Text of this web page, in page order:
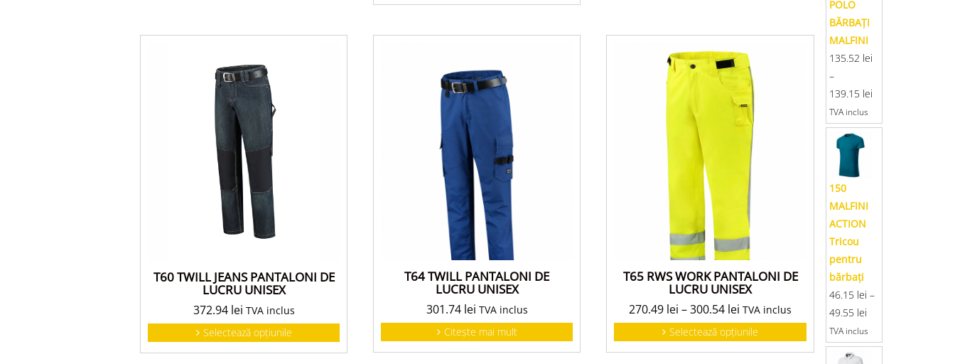
T60 TWILL JEANS PANTALONI DE
LUCRU UNISEX
372.94 lei TVA inclus
Selectează opțiunile
T64 TWILL PANTALONI DE
LUCRU UNISEX
301.74 lei TVA inclus
Citește mai mult
T65 RWS WORK PANTALONI DE
LUCRU UNISEX
270.49 lei –300.54 lei TVA inclus
Selectează opțiunile
POLO
BĂRBAŢI
MALFINI
135.52 lei
–
139.15 lei
TVA inclus
150
MALFINI
ACTION
Tricou
pentru
bărbaţi
46.15 lei –
49.55 lei
TVA inclus